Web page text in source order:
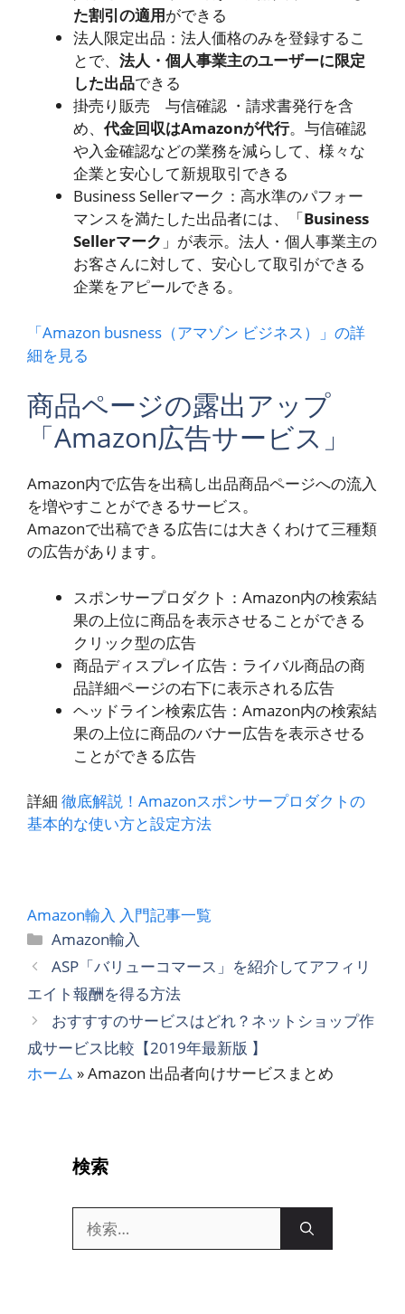
た割引の適用ができる
法人限定出品：法人価格のみを登録するこ
とで、 法人・個人事業主のユーザーに限定
した出品できる
掛売り販売 与信確認 ・請求書発行を含
め、 代金回収はAmazonが代行。与信確認
や入金確認などの業務を減らして、様々な
企業と安心して新規取引できる
Business Sellerマーク：高水準のパフォー
マンスを満たした出品者には、「Business
Sellerマーク 」が表示。法人・個人事業主の
お客さんに対して、安心して取引ができる
企業をアピールできる。
「Amazon busness（アマゾン ビジネス）」の詳
細を見る
商品ページの露出アップ
「Amazon広告サービス」
Amazon内で広告を出稿し出品商品ページへの流入
を増やすことができるサービス。
Amazonで出稿できる広告には大きくわけて三種類
の広告があります。
スポンサープロダクト：Amazon内の検索結
果の上位に商品を表示させることができる
クリック型の広告
商品ディスプレイ広告：ライバル商品の商
品詳細ページの右下に表示される広告
ヘッドライン検索広告：Amazon内の検索結
果の上位に商品のバナー広告を表示させる
ことができる広告
詳細 徹底解説！Amazonスポンサープロダクトの
基本的な使い方と設定方法
Amazon輸入 入門記事一覧
カ
テ
リ
ー
Amazon輸入
ASP「バリューコマース」を紹介してアフィリ
エイト報酬を得る方法
おすすすのサービスはどれ？ネットショップ作
成サービス比較【2019年最新版 】
ホーム »Amazon 出品者向けサービスまとめ
検索
索: